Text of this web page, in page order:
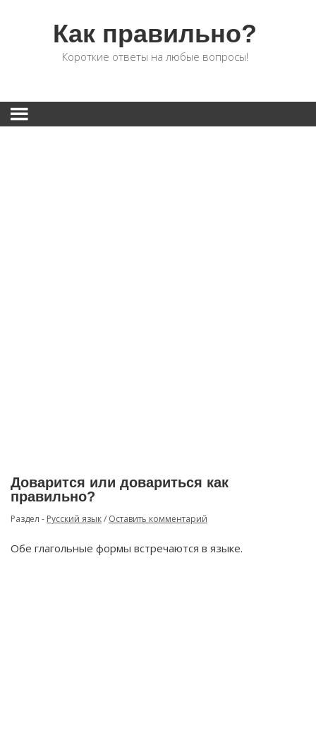
Как правильно?
Короткие ответы на любые вопросы!
Доварится или довариться как
правильно?
Раздел - Русский язык/ Оставить комментарий
Обе глагольные формы встречаются в языке.